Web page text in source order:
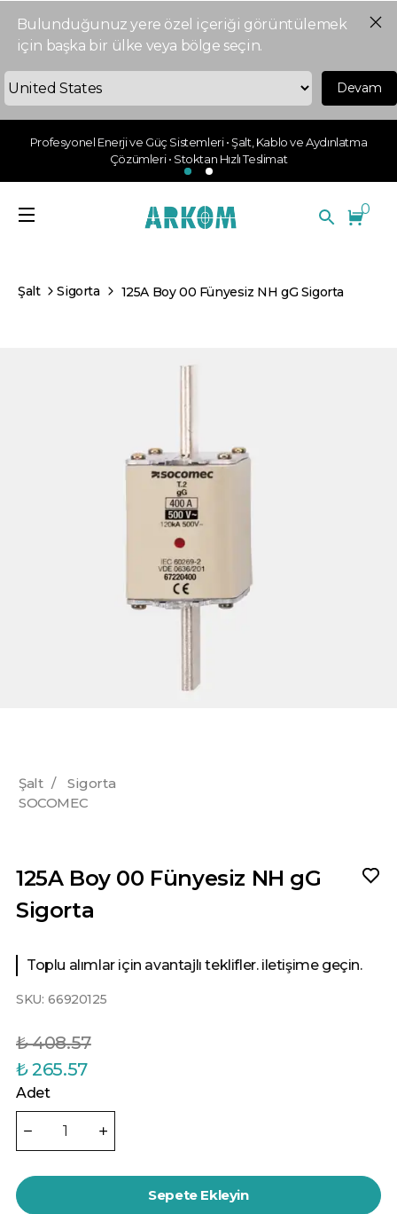
Bulunduğunuz yere özel içeriği görüntülemek
için başka bir ülke veya bölge seçin.
Devam
Profesyonel Enerji ve Güç Sistemleri • Şalt, Kablo ve Aydınlatma
Çözümleri • Stoktan Hızlı Teslimat
0
Şalt Sigorta 125A Boy 00 Fünyesiz NH gG Sigorta
Şalt /
Sigorta
SOCOMEC
125A Boy 00 Fünyesiz NH gG
Sigorta
Toplu alımlar için avantajlı teklifler. iletişime geçin.
SKU: 66920125
₺ 408.57
₺ 265.57
Adet
Sepete Ekleyin